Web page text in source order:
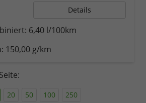
Details
6,40 l/100km
150,00 g/km
20 50 100 250